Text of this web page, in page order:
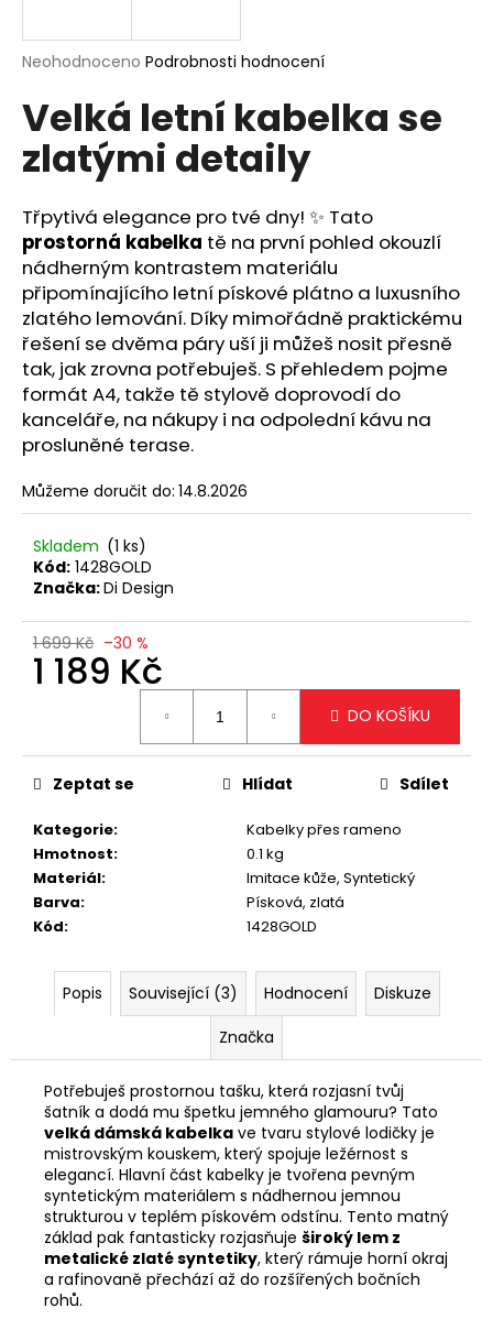
Průměrné
produktu
je
0,0
z
hvězdiček.
Neohodnoceno Podrobnosti hodnocení
Velká letní kabelka se
zlatými detaily
Třpytivá elegance pro tvé dny! ✨ Tato
prostorná kabelka tě na první pohled okouzlí
nádherným kontrastem materiálu
připomínajícího letní pískové plátno a luxusního
zlatého lemování. Díky mimořádně praktickému
řešení se dvěma páry uší ji můžeš nosit přesně
tak, jak zrovna potřebuješ. S přehledem pojme
formát A4, takže tě stylově doprovodí do
kanceláře, na nákupy i na odpolední kávu na
prosluněné terase.
Můžeme doručit do: 14.8.2026
Skladem (1 ks)
Kód: 1428GOLD
Značka:Di Design
1 699 Kč –30 %
1 189 Kč
DO KOŠÍKU
Kategorie:
Kabelky přes rameno
Hmotnost:
0.1 kg
Materiál:
Imitace kůže, Syntetický
Barva:
Písková, zlatá
Kód: 1428GOLD
Zeptat se Hlídat Sdílet
Popis Související (3) Hodnocení
Diskuze
Značka
Potřebuješ prostornou tašku, která rozjasní tvůj
šatník a dodá mu špetku jemného glamouru? Tato
velká dámská kabelka ve tvaru stylové lodičky je
mistrovským kouskem, který spojuje ležérnost s
elegancí. Hlavní část kabelky je tvořena pevným
syntetickým materiálem s nádhernou jemnou
strukturou v teplém pískovém odstínu. Tento matný
základ pak fantasticky rozjasňuje široký lem z
metalické zlaté syntetiky, který rámuje horní okraj
a rafinovaně přechází až do rozšířených bočních
rohů.
j
t
?
HLEDAT
D
o
p
o
r
č
u
e
m
e
TMAVĚ
NA
RAMENO
SE
DETAILEM
199
Kč